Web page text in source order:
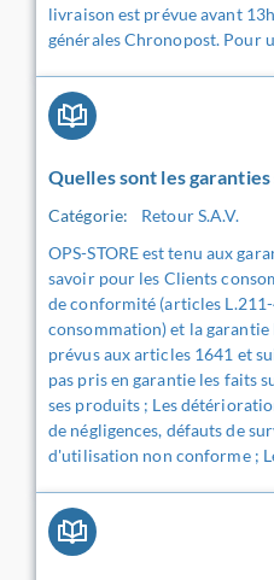
livraison est prévue avant
générales Chronopost. Pour
Quelles sont les
Catégorie:
Retour S.A.V.
OPS-STORE est tenu aux
savoir pour les Clients
de conformité (articles
consommation) et la garantie
prévus aux articles 1641 et
pas pris en garantie les faits
ses produits ; Les
de négligences, défauts de
d'utilisation non conforme ;